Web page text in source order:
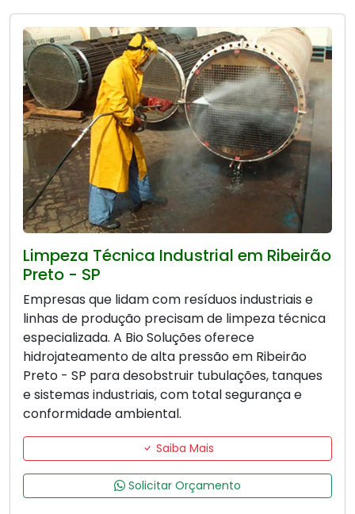
Limpeza Técnica Industrial em Ribeirão
Preto - SP
Empresas que lidam com resíduos industriais e
linhas de produção precisam de limpeza técnica
especializada. A Bio Soluções oferece
hidrojateamento de alta pressão em Ribeirão
Preto - SP para desobstruir tubulações, tanques
e sistemas industriais, com total segurança e
conformidade ambiental.
Saiba Mais
Solicitar Orçamento